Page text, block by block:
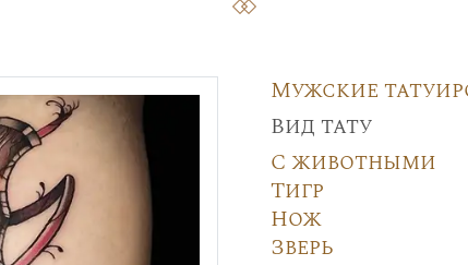
Мужские
Вид тату
С животными
Тигр
Нож
Зверь